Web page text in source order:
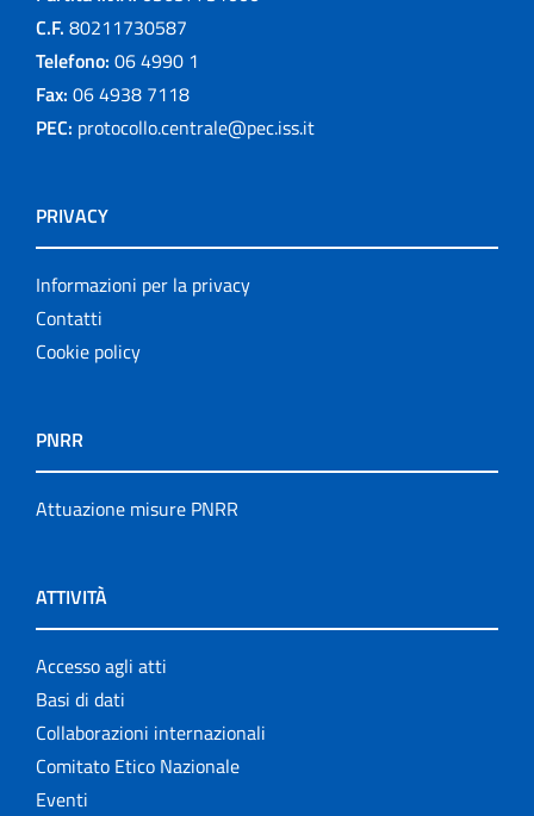
C.F. 80211730587
Telefono: 06 4990 1
Fax: 06 4938 7118
PEC: protocollo.centrale@pec.iss.it
PRIVACY
Informazioni per la privacy
Contatti
Cookie policy
PNRR
Attuazione misure PNRR
ATTIVITÀ
Accesso agli atti
Basi di dati
Collaborazioni internazionali
Comitato Etico Nazionale
Eventi